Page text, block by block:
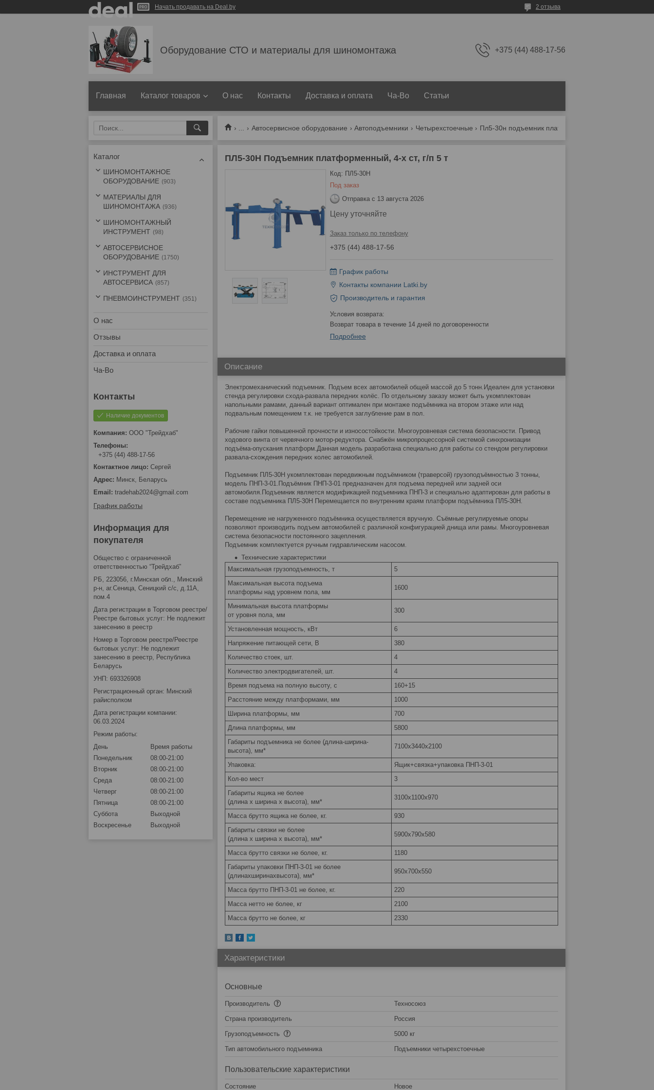
Начать продавать на Deal.by 2 отзыва
Оборудование СТО и материалы для шиномонтажа +375 (44) 488-17-56
Главная Каталог товаров О нас Контакты Доставка и оплата Ча-Во Статьи
Автосервисное оборудование Автоподъемники Четырехстоечные
ПЛ5-30Н Подъемник платформенный, 4-х ст, г/п 5 т
Под заказ
Код: ПЛ5-30Н
Отправка с 13 августа 2026
Цену уточняйте
Заказ только по телефону
+375 (44) 488-17-56
График работы
Контакты компании Latki.by
Производитель и гарантия
возврат товара в течение 14 дней по договоренности
Подробнее
Описание
Электромеханический подъемник. Подъем всех автомобилей общей массой до 5 тонн.Идеален для установки
стенда регулировки схода-развала передних колёс. По отдельному заказу может быть укомплектован
напольными рамами, данный вариант оптимален при монтаже подъёмника на втором этаже или над
подвальным помещением т.к. не требуется заглубление рам в пол.
Рабочие гайки повышенной прочности и износостойкости. Многоуровневая система безопасности. Привод
ходового винта от червячного мотор-редуктора. Снабжён микропроцессорной системой синхронизации
подъёма-опускания платформ.Данная модель разработана специально для работы со стендом регулировки
развала-схождения передних колес автомобилей.
Подъемник ПЛ5-30Н укомплектован передвижным подъёмником (траверсой) грузоподъёмностью 3 тонны,
модель ПНП-3-01.Подъёмник ПНП-3-01 предназначен для подъема передней или задней оси
автомобиля.Подъемник является модификацией подъемника ПНП-3 и специально адаптирован для работы в
составе подъемника ПЛ5-30Н Перемещается по внутренним краям платформ подъёмника ПЛ5-30Н.
Перемещение не нагруженного подъёмника осуществляется вручную. Съёмные регулируемые опоры
позволяют производить подъем автомобилей с различной конфигурацией днища или рамы. Многоуровневая
система безопасности постоянного зацепления.
Подъемник комплектуется ручным гидравлическим насосом.
Технические характеристики
Максимальная грузоподъемность, т
5
Максимальная высота подъема
платформы над уровнем пола, мм
1600
Минимальная высота платформы
от уровня пола, мм
300
Установленная мощность, кВт
6
Напряжение питающей сети, В
380
Количество стоек, шт.
4
Количество электродвигателей, шт.
4
Время подъема на полную высоту, с
160+15
Расстояние между платформами, мм
1000
Ширина платформы, мм
700
Длина платформы, мм
5800
Габариты подъемника не более (длина-ширина-
высота), мм*
7100x3440x2100
Упаковка:
Ящик+связка+упаковка ПНП-3-01
Кол-во мест
3
Габариты ящика не более
(длина x ширина x высота), мм*
3100x1100x970
Масса брутто ящика не более, кг.
930
Габариты связки не более
(длина x ширина x высота), мм*
5900x790x580
Масса брутто связки не более, кг.
1180
Габариты упаковки ПНП-3-01 не более
(длинаxширинаxвысота), мм*
950x700x550
Масса брутто ПНП-3-01 не более, кг.
220
Масса нетто не более, кг
2100
Масса брутто не более, кг
2330
Характеристики
Основные
Производитель Техносоюз
Страна производитель Россия
Грузоподъемность 5000 кг
Тип автомобильного подъемника Подъемники четырехстоечные
Пользовательские характеристики
Состояние Новое
Каталог
ШИНОМОНТАЖНОЕ
ОБОРУДОВАНИЕ
903
МАТЕРИАЛЫ ДЛЯ
ШИНОМОНТАЖА
936
ШИНОМОНТАЖНЫЙ
ИНСТРУМЕНТ
98
АВТОСЕРВИСНОЕ
ОБОРУДОВАНИЕ
1750
ИНСТРУМЕНТ ДЛЯ
АВТОСЕРВИСА
857
ПНЕВМОИНСТРУМЕНТ 351
О нас
Отзывы
Доставка и оплата
Ча-Во
Наличие документов
ООО "Трейдхаб"
+375 (44) 488-17-56
Сергей
Минск, Беларусь
tradehab2024@gmail.com
График работы
Информация для
покупателя
Общество с ограниченной
ответственностью “Трейдхаб”
РБ, 223056, г.Минская обл., Минский
р-н, аг.Сеница, Сеницкий с/с, д.11А,
пом.4
Дата регистрации в Торговом реестре/
Реестре бытовых услуг: Не подлежит
занесению в реестр
Номер в Торговом реестре/Реестре
бытовых услуг: Не подлежит
занесению в реестр, Республика
Беларусь
УНП: 693326908
Регистрационный орган: Минский
райисполком
Дата регистрации компании:
06.03.2024
Режим работы:
День
Время работы
Понедельник
08:00-21:00
Вторник
08:00-21:00
Среда
08:00-21:00
Четверг
08:00-21:00
Пятница
08:00-21:00
Суббота
Выходной
Воскресенье
Выходной